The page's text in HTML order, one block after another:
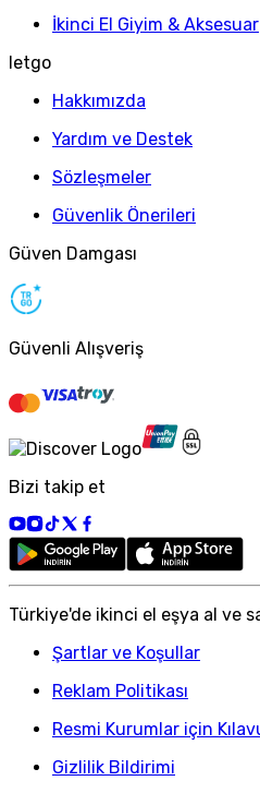
İkinci El Giyim & Aksesuar
letgo
Hakkımızda
Yardım ve Destek
Sözleşmeler
Güvenlik Önerileri
Güven Damgası
Güvenli Alışveriş
Bizi takip et
Türkiye'de ikinci el eşya al ve
Şartlar ve Koşullar
Reklam Politikası
Resmi Kurumlar için
Gizlilik Bildirimi